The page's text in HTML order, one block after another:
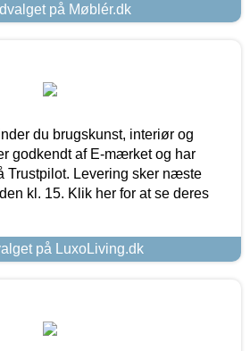
på Møblér.dk
du brugskunst, interiør og
godkendt af E-mærket og har
Trustpilot. Levering sker næste
kl. 15. Klik her for at se deres
på LuxoLiving.dk